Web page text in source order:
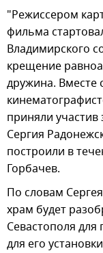
"Режиссером
фильма
Владимирского
крещение
дружина. Вместе
приняли участив
Сергия
построили в
Горбачев.
По словам
храм будет
Севастополя
для его